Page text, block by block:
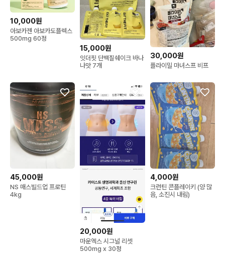
10,000원
아보카젠 아보카도플렉스
500mg 60정
15,000원
잇더핏 단백질쉐이크 바나
나맛 7개
30,000원
플라이밀 마녀스프 비프
45,000원
NS 매스빌드업 프로틴
4kg
20,000원
마운엑스 시그널 리셋
500mg x 30정
4,000원
크런틴 콘플레이키 (양 많
음, 소진시 내림)